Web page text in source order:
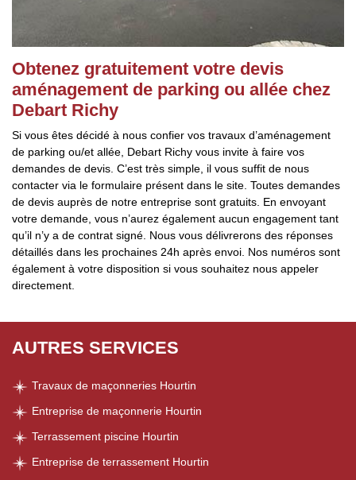
Obtenez gratuitement votre devis
aménagement de parking ou allée chez
Debart Richy
Si vous êtes décidé à nous confier vos travaux d’aménagement
de parking ou/et allée, Debart Richy vous invite à faire vos
demandes de devis. C’est très simple, il vous suffit de nous
contacter via le formulaire présent dans le site. Toutes demandes
de devis auprès de notre entreprise sont gratuits. En envoyant
votre demande, vous n’aurez également aucun engagement tant
qu’il n’y a de contrat signé. Nous vous délivrerons des réponses
détaillés dans les prochaines 24h après envoi. Nos numéros sont
également à votre disposition si vous souhaitez nous appeler
directement.
AUTRES SERVICES
Travaux de maçonneries Hourtin
Entreprise de maçonnerie Hourtin
Terrassement piscine Hourtin
Entreprise de terrassement Hourtin